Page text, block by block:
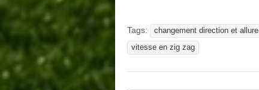
Tags: changement direction et allure
vitesse en zig zag